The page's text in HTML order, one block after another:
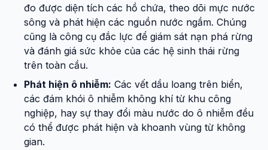
đo được diện tích các hồ chứa, theo dõi mực nước
sông và phát hiện các nguồn nước ngầm. Chúng
cũng là công cụ đắc lực để giám sát nạn phá rừng
và đánh giá sức khỏe của các hệ sinh thái rừng
trên toàn cầu.
Phát hiện ô nhiễm: Các vết dầu loang trên biển,
các đám khói ô nhiễm không khí từ khu công
nghiệp, hay sự thay đổi màu nước do ô nhiễm đều
có thể được phát hiện và khoanh vùng từ không
gian.